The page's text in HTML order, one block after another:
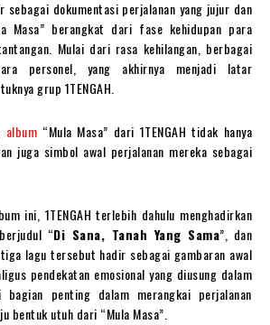
sebagai dokumentasi perjalanan yang jujur dan
Masa” berangkat dari fase kehidupan para
Mulai dari rasa kehilangan, berbagai
personel, yang akhirnya menjadi latar
grup 1TENGAH.
album “Mula Masa” dari 1TENGAH tidak hanya
juga simbol awal perjalanan mereka sebagai
ini, 1TENGAH terlebih dahulu menghadirkan
“Di Sana, Tanah Yang Sama”, dan
lagu tersebut hadir sebagai gambaran awal
pendekatan emosional yang diusung dalam
penting dalam merangkai perjalanan
bentuk utuh dari “Mula Masa”.